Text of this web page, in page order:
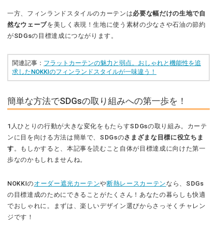
一方、フィンランドスタイルのカーテンは必要な幅だけの生地で自
然なウェーブを美しく表現！生地に使う素材の少なさや石油の節約
がSDGsの目標達成につながります。
関連記事： フラットカーテンの魅力と弱点。おしゃれと機能性を追
求したNOKKIのフィンランドスタイルが一味違う！
簡単な方法でSDGsの取り組みへの第一歩を！
1人ひとりの行動が大きな変化をもたらすSDGsの取り組み。カーテ
ンに目を向ける方法は簡単で、SDGsのさまざまな目標に役立ちま
す 。もしかすると、本記事を読むこと自体が目標達成に向けた第一
歩なのかもしれませんね。
NOKKIのオーダー遮光カーテンや断熱レースカーテン なら、SDGs
の目標達成のためにできることがたくさん！あなたの暮らしも快適
でおしゃれに。まずは、楽しいデザイン選びからさっそくチャレン
ジです！